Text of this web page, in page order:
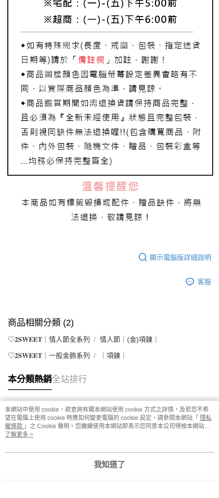
顯示電腦版詳細說明
客服
商品相關分類 (2)
♡𝟐𝐒𝐖𝐄𝐄𝐓｜情人節全系列 情人節｜(金)項鍊｜
♡𝟐𝐒𝐖𝐄𝐄𝐓｜一般金飾系列 ｜項鍊｜
本分類熱銷全站排行
熱門標籤
本網站中使用 cookie，欲查詢有關本網站使用 cookie 方式之詳情，及若您不希
望在電腦上使用 cookie 時應如何變更電腦的 cookie 設定，請參閱本網站「 隱私
權條款 」之 Cookie 聲明。您繼續使用本網站即表示您同意本公司得按本網站使
用條款之 Cookie 聲明使用 cookie。
了解更多 >
我知道了